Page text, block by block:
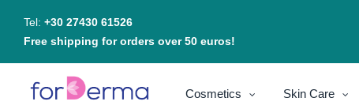
Tel: +30 27430 61526
Free shipping for orders over 50 euros!
Cosmetics Skin Care